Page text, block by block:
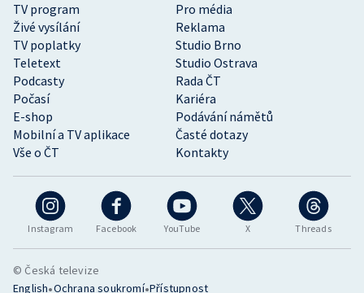
Instagram Facebook YouTube X Threads
TV program
Pro média
Živé vysílání
Reklama
TV poplatky
Studio Brno
Teletext
Studio Ostrava
Podcasty
Rada ČT
Počasí
Kariéra
E-shop
Podávání námětů
Mobilní a TV aplikace
Časté dotazy
Vše o ČT
Kontakty
© Česká televize
English•Ochrana soukromí•Přístupnost